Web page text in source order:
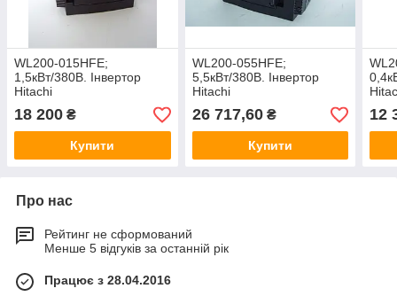
WL200-015НFE;
1,5кВт/380В. Інвертор
Hitachi
18 200 ₴
Купити
WL200-055НFE;
5,5кВт/380В. Інвертор
Hitachi
26 717,60₴
Купити
12
Про нас
Рейтинг не сформований
Менше 5 відгуків за останній рік
Працює з 28.04.2016